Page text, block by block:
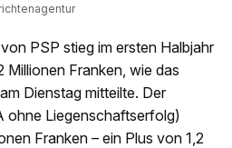
PSP stieg im ersten Halbjahr
Millionen Franken, wie das
Dienstag mitteilte. Der
ohne Liegenschaftserfolg)
Franken – ein Plus von 1,2